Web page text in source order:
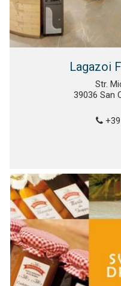
Lagazoi
Str.
39036 San
+39